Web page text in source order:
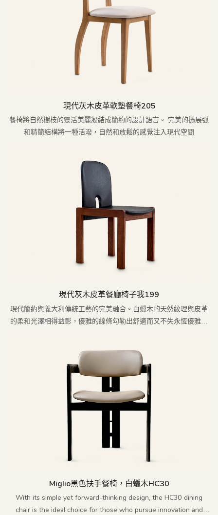
現代灰木皮革軟墊餐椅205
餐椅將自然樹枝的靈活美麗凝結成簡約的設計語言。 完美的擴展弧
和精簡結構將一種活潑，自然和放鬆的感覺注入現代空間
現代灰木皮革餐廳椅子我199
現代簡約與義大利傳統工藝的完美融合。白蠟木的天然紋理與皮革
的柔和光澤相得益彰，優雅的線條勾勒出舒適而又不失永恆優雅的
Miglio黑色扶手餐椅，白蠟木HC30
With its simple yet forward-thinking design, the HC30 dining
chair is the ideal choice for those who pursue innovation and